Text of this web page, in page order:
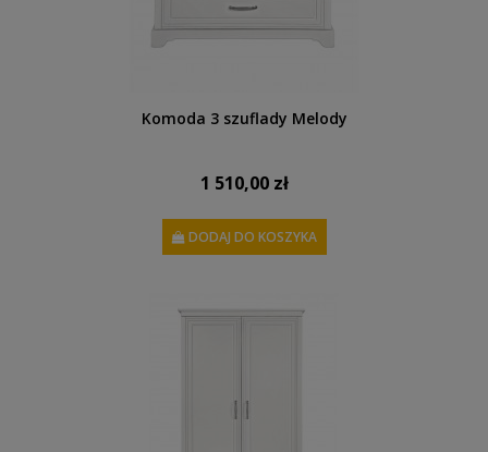
Komoda 3 szuflady Melody
1 510,00 zł
DODAJ DO KOSZYKA